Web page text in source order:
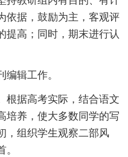
依据，鼓励为主，客观评
提高；同时，期末进行认
辑工作。
根据高考实际，结合语文
培养，使大多数同学的写
，组织学生观察二部风